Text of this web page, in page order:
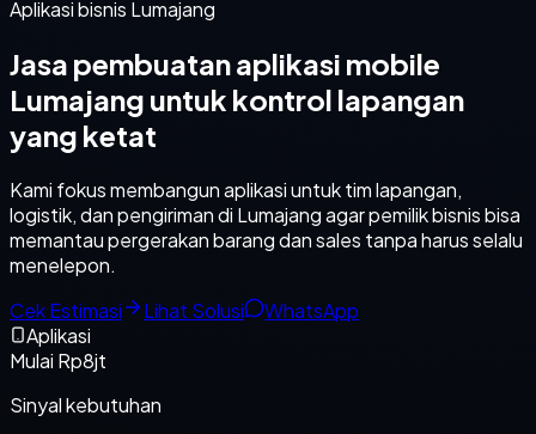
Aplikasi bisnis Lumajang
Jasa pembuatan aplikasi mobile
Lumajang untuk kontrol lapangan
yang ketat
Kami fokus membangun aplikasi untuk tim lapangan,
logistik, dan pengiriman di Lumajang agar pemilik bisnis bisa
memantau pergerakan barang dan sales tanpa harus selalu
menelepon.
Cek Estimasi
Lihat Solusi
WhatsApp
Aplikasi
Mulai Rp8jt
Sinyal kebutuhan